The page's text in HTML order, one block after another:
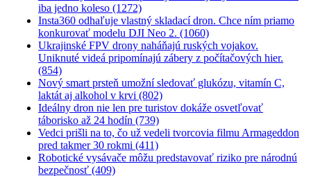
iba jedno koleso (1272)
Insta360 odhaľuje vlastný skladací dron. Chce ním priamo
konkurovať modelu DJI Neo 2. (1060)
Ukrajinské FPV drony naháňajú ruských vojakov.
Uniknuté videá pripomínajú zábery z počítačových hier.
(854)
Nový smart prsteň umožní sledovať glukózu, vitamín C,
laktát aj alkohol v krvi (802)
Ideálny dron nie len pre turistov dokáže osvetľovať
táborisko až 24 hodín (739)
Vedci prišli na to, čo už vedeli tvorcovia filmu Armageddon
pred takmer 30 rokmi (411)
Robotické vysávače môžu predstavovať riziko pre národnú
bezpečnosť (409)